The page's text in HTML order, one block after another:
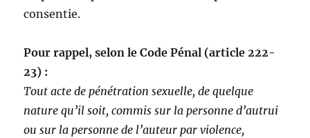
consentie.
Pour rappel, selon le Code Pénal (article 222-
23) :
Tout acte de pénétration sexuelle, de quelque
nature qu’il soit, commis sur la personne d’autrui
ou sur la personne de l’auteur par violence,